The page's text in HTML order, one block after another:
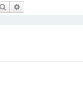
Поиск